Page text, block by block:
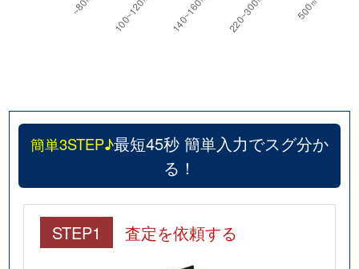
簡単3STEP♪最短45秒 簡単入力でスグ分か
る！
STEP1 査定を依頼する